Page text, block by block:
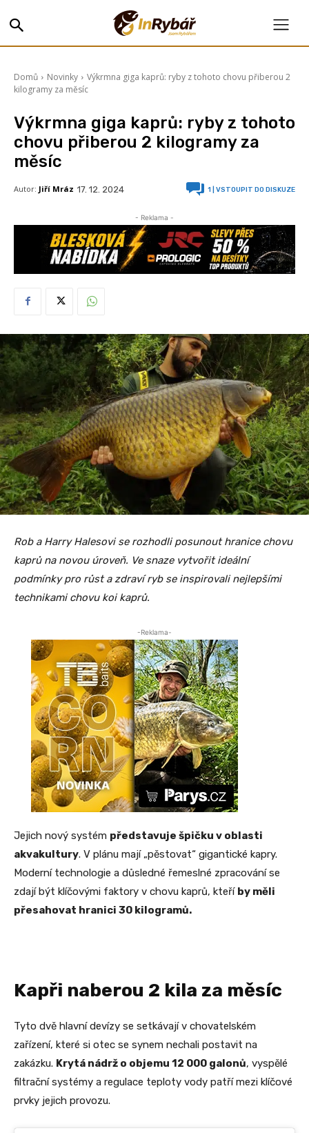
Domů Novinky
Výkrmna giga kaprů: ryby z tohoto chovu přiberou 2
kilogramy za měsíc
Výkrmna giga kaprů: ryby z tohoto
chovu přiberou 2 kilogramy za
měsíc
Autor: Jiří Mráz 17. 12. 2024 1 | VSTOUPIT DO DISKUZE
- Reklama -
Rob a Harry Halesovi se rozhodli posunout hranice chovu
kaprů na novou úroveň. Ve snaze vytvořit ideální
podmínky pro růst a zdraví ryb se inspirovali nejlepšími
technikami chovu koi kaprů.
-Reklama-
Jejich nový systém představuje špičku v oblasti
akvakultury. V plánu mají „pěstovat“ gigantické kapry.
Moderní technologie a důsledné řemeslné zpracování se
zdají být klíčovými faktory v chovu kaprů, kteří by měli
přesahovat hranici 30 kilogramů.
Kapři naberou 2 kila za měsíc
Tyto dvě hlavní devízy se setkávají v chovatelském
zařízení, které si otec se synem nechali postavit na
zakázku. Krytá nádrž o objemu 12 000 galonů, vyspělé
filtrační systémy a regulace teploty vody patří mezi klíčové
prvky jejich provozu.